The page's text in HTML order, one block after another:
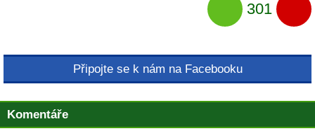
301
Připojte se k nám na Facebooku
Komentáře